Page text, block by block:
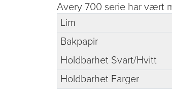
Avery 700 serie har vært
Lim
Bakpapir
Holdbarhet Svart/Hvitt
Holdbarhet Farger